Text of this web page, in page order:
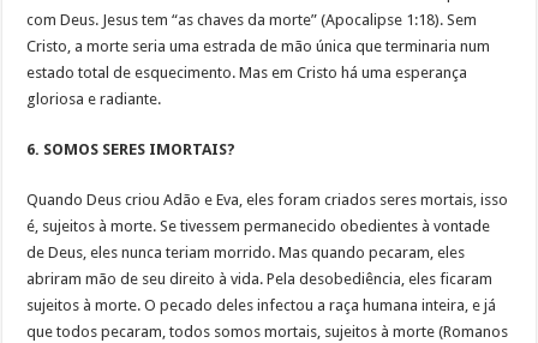
com Deus. Jesus tem “as chaves da morte” (Apocalipse 1:18). Sem
Cristo, a morte seria uma estrada de mão única que terminaria num
estado total de esquecimento. Mas em Cristo há uma esperança
gloriosa e radiante.
6. SOMOS SERES IMORTAIS?
Quando Deus criou Adão e Eva, eles foram criados seres mortais, isso
é, sujeitos à morte. Se tivessem permanecido obedientes à vontade
de Deus, eles nunca teriam morrido. Mas quando pecaram, eles
abriram mão de seu direito à vida. Pela desobediência, eles ficaram
sujeitos à morte. O pecado deles infectou a raça humana inteira, e já
que todos pecaram, todos somos mortais, sujeitos à morte (Romanos